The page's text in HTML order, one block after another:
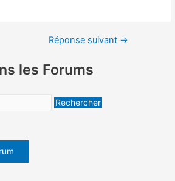
Réponse suivant →
les Forums